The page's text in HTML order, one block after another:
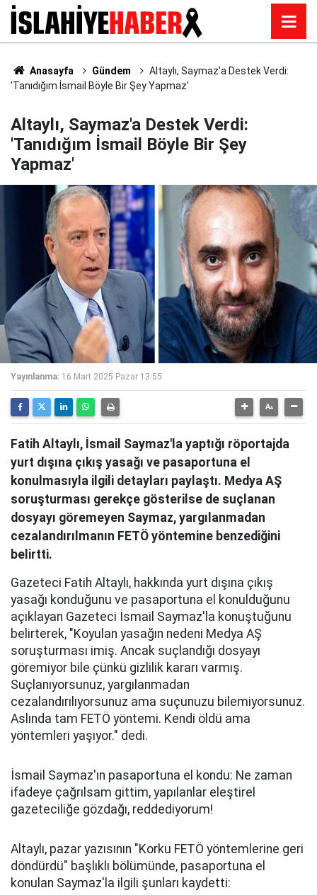
Anasayfa Gündem
Altaylı, Saymaz'a Destek Verdi:
'Tanıdığım İsmail Böyle Bir Şey Yapmaz'
Altaylı, Saymaz'a Destek Verdi:
'Tanıdığım İsmail Böyle Bir Şey
Yapmaz'
Yayınlanma: 16 Mart 2025 Pazar 13:55
Fatih Altaylı, İsmail Saymaz'la yaptığı röportajda
yurt dışına çıkış yasağı ve pasaportuna el
konulmasıyla ilgili detayları paylaştı. Medya AŞ
soruşturması gerekçe gösterilse de suçlanan
dosyayı göremeyen Saymaz, yargılanmadan
cezalandırılmanın FETÖ yöntemine benzediğini
belirtti.
Gazeteci Fatih Altaylı, hakkında yurt dışına çıkış
yasağı konduğunu ve pasaportuna el konulduğunu
açıklayan Gazeteci İsmail Saymaz'la konuştuğunu
belirterek, "Koyulan yasağın nedeni Medya AŞ
soruşturması imiş. Ancak suçlandığı dosyayı
göremiyor bile çünkü gizlilik kararı varmış.
Suçlanıyorsunuz, yargılanmadan
cezalandırılıyorsunuz ama suçunuzu bilemiyorsunuz.
Aslında tam FETÖ yöntemi. Kendi öldü ama
yöntemleri yaşıyor." dedi.
İsmail Saymaz'ın pasaportuna el kondu: Ne zaman
ifadeye çağrılsam gittim, yapılanlar eleştirel
gazeteciliğe gözdağı, reddediyorum!
Altaylı, pazar yazısının "Korku FETÖ yöntemlerine geri
döndürdü" başlıklı bölümünde, pasaportuna el
konulan Saymaz'la ilgili şunları kaydetti: